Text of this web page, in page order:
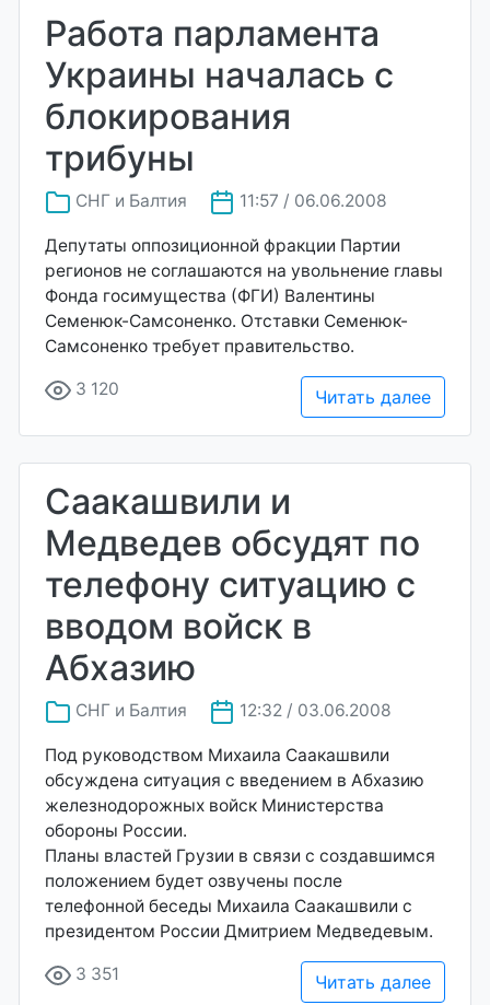
Работа парламента
Украины началась с
блокирования
трибуны
СНГ и Балтия 11:57 / 06.06.2008
Депутаты оппозиционной фракции Партии
регионов не соглашаются на увольнение главы
Фонда госимущества (ФГИ) Валентины
Семенюк-Самсоненко. Отставки Семенюк-
Самсоненко требует правительство.
3 120 Читать далее
Саакашвили и
Медведев обсудят по
телефону ситуацию с
вводом войск в
Абхазию
СНГ и Балтия 12:32 / 03.06.2008
Под руководством Михаила Саакашвили
обсуждена ситуация с введением в Абхазию
железнодорожных войск Министерства
обороны России.
Планы властей Грузии в связи с создавшимся
положением будет озвучены после
телефонной беседы Михаила Саакашвили с
президентом России Дмитрием Медведевым.
3 351 Читать далее